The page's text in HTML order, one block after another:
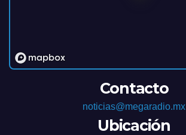
Contacto
noticias@megaradio.mx
Ubicación